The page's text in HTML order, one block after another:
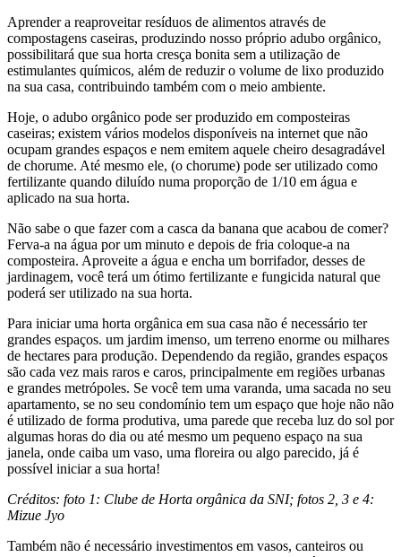
Aprender a reaproveitar resíduos de alimentos através de
compostagens caseiras, produzindo nosso próprio adubo orgânico,
possibilitará que sua horta cresça bonita sem a utilização de
estimulantes químicos, além de reduzir o volume de lixo produzido
na sua casa, contribuindo também com o meio ambiente.
Hoje, o adubo orgânico pode ser produzido em composteiras
caseiras; existem vários modelos disponíveis na internet que não
ocupam grandes espaços e nem emitem aquele cheiro desagradável
de chorume. Até mesmo ele, (o chorume) pode ser utilizado como
fertilizante quando diluído numa proporção de 1/10 em água e
aplicado na sua horta.
Não sabe o que fazer com a casca da banana que acabou de comer?
Ferva-a na água por um minuto e depois de fria coloque-a na
composteira. Aproveite a água e encha um borrifador, desses de
jardinagem, você terá um ótimo fertilizante e fungicida natural que
poderá ser utilizado na sua horta.
Para iniciar uma horta orgânica em sua casa não é necessário ter
grandes espaços. um jardim imenso, um terreno enorme ou milhares
de hectares para produção. Dependendo da região, grandes espaços
são cada vez mais raros e caros, principalmente em regiões urbanas
e grandes metrópoles. Se você tem uma varanda, uma sacada no seu
apartamento, se no seu condomínio tem um espaço que hoje não não
é utilizado de forma produtiva, uma parede que receba luz do sol por
algumas horas do dia ou até mesmo um pequeno espaço na sua
janela, onde caiba um vaso, uma floreira ou algo parecido, já é
possível iniciar a sua horta!
Créditos: foto 1: Clube de Horta orgânica da SNI; fotos 2, 3 e 4:
Mizue Jyo
Também não é necessário investimentos em vasos, canteiros ou